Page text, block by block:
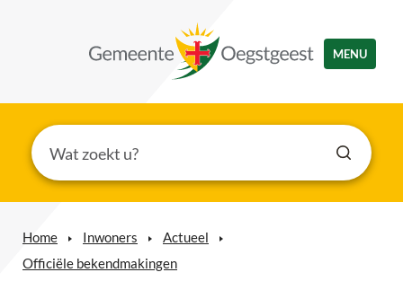
MENU
Home Inwoners
Actueel
Officiële bekendmakingen